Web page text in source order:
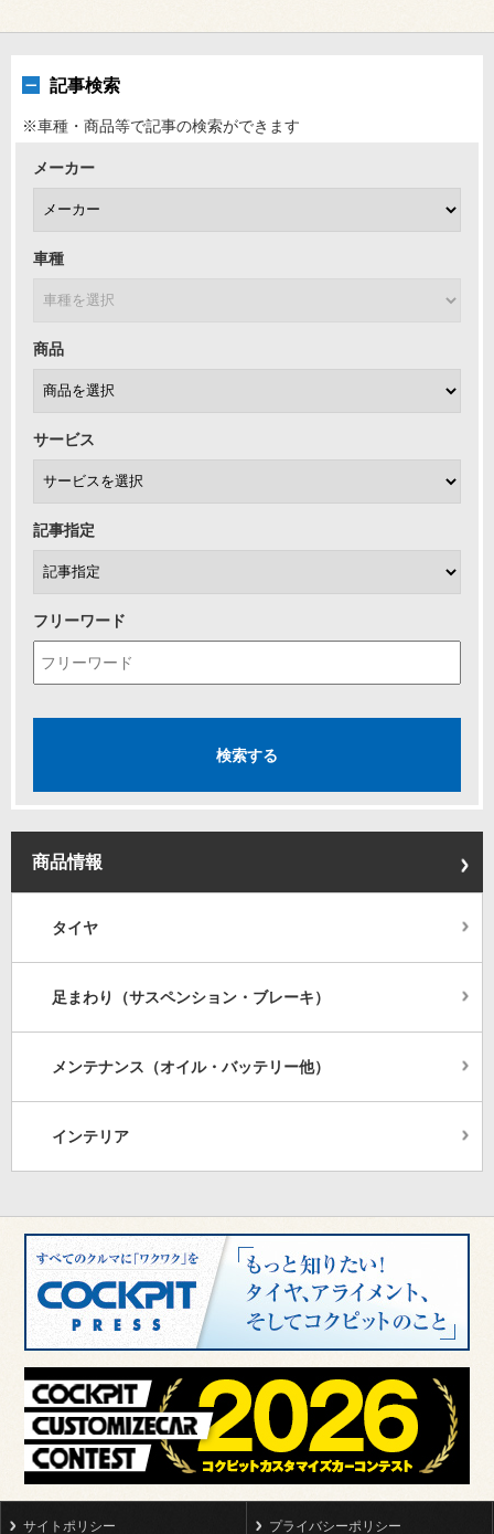
記事検索
※車種・商品等で記事の検索ができます
メーカー
車種
商品
サービス
記事指定
フリーワード
商品情報
タイヤ
足まわり（サスペンション・ブレーキ）
メンテナンス（オイル・バッテリー他）
インテリア
サイトポリシー プライバシーポリシー